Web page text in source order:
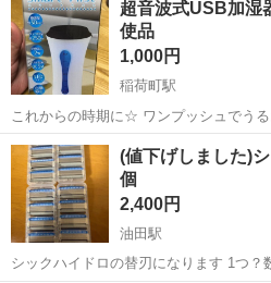
キンクレンジングドロ
超音波式USB加湿
使品
1,000円
稲荷町駅
これからの時期に☆ ワンプッシュでうるおい空間！ ♡デスクで乾燥対
策♡ 超音波式USB加湿器スマートミスト タンク容量約250ml カラ
ホワイト 稼働時間約2時間タイマー 乾
に過ごし...
富山 富山市 稲荷町駅 その他
(値下げしました)
個
2,400円
油田駅
シックハイドロの替刃になります 1つ？